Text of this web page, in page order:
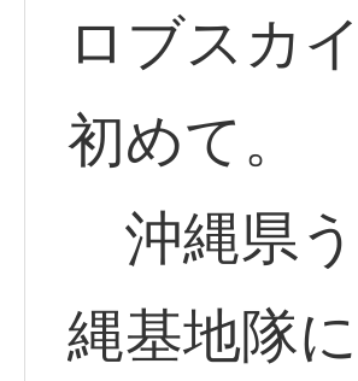
ロブスカ
初めて。
沖縄県う
縄基地隊